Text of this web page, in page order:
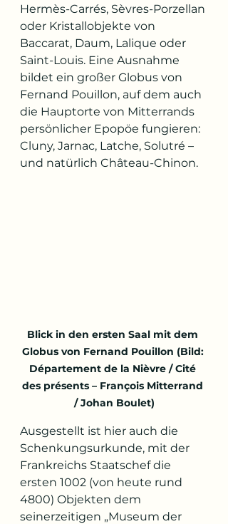
Hermès-Carrés, Sèvres-Porzellan
oder Kristallobjekte von
Baccarat, Daum, Lalique oder
Saint-Louis. Eine Ausnahme
bildet ein großer Globus von
Fernand Pouillon, auf dem auch
die Hauptorte von Mitterrands
persönlicher Epopöe fungieren:
Cluny, Jarnac, Latche, Solutré –
und natürlich Château-Chinon.
Blick in den ersten Saal mit dem
Globus von Fernand Pouillon (Bild:
Département de la Nièvre / Cité
des présents – François Mitterrand
/ Johan Boulet)
Ausgestellt ist hier auch die
Schenkungsurkunde, mit der
Frankreichs Staatschef die
ersten 1002 (von heute rund
4800) Objekten dem
seinerzeitigen „Museum der